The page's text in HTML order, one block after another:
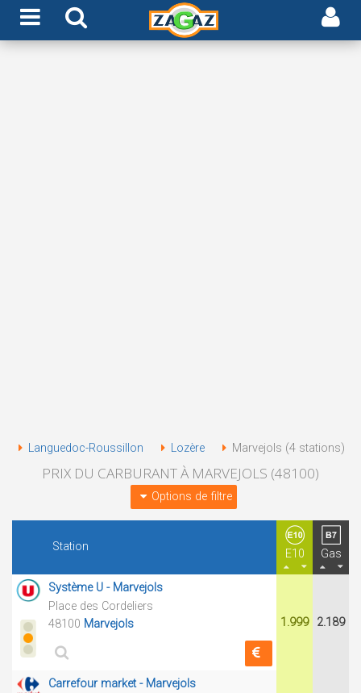
Languedoc-Roussillon Lozère Marvejols (4 stations)
PRIX DU CARBURANT À MARVEJOLS (48100)
Options de filtre
Station
E10 Gas
Système U - Marvejols
Place des Cordeliers
48100 Marvejols 1.999 2.189
Carrefour market - Marvejols